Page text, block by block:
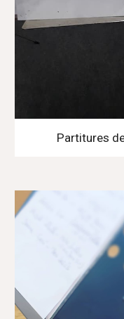
Partitures